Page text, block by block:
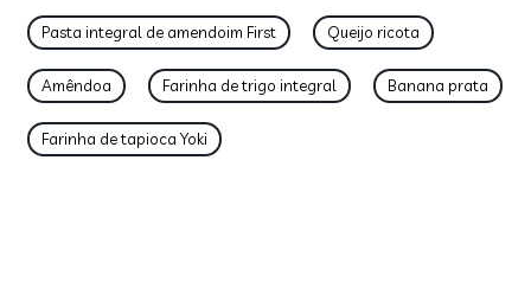
Pasta integral de amendoim First Queijo ricota
Amêndoa Farinha de trigo integral Banana prata
Farinha de tapioca Yoki